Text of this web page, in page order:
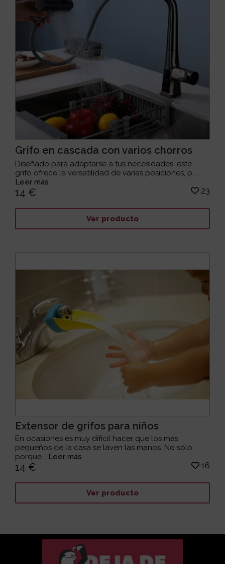
Grifo en cascada con varios chorros
Diseñado para adaptarse a tus necesidades, este
grifo ofrece la versatilidad de varias posiciones, p...
Leer más
14 € 23
Ver producto
Extensor de grifos para niños
En ocasiones es muy difícil hacer que los más
pequeños de la casa se laven las manos. No sólo
porque... Leer más
14 € 16
Ver producto